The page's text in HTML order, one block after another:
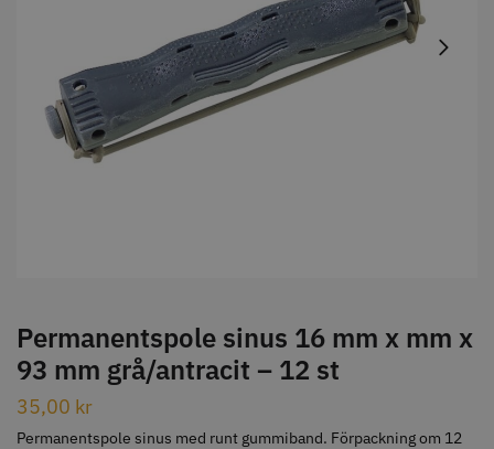
Permanentspole sinus 16 mm x mm x
93 mm grå/antracit – 12 st
35,00 kr
Permanentspole sinus med runt gummiband. Förpackning om 12
1849.00 kr
Info Köp
499.00 kr
Info
Jaguar Klippkam 500
49.00 kr
Kyone Ultima Hårtrimmer